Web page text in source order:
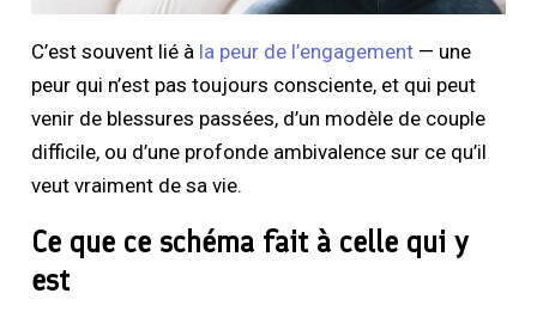
C’est souvent lié à la peur de l’engagement — une
peur qui n’est pas toujours consciente, et qui peut
venir de blessures passées, d’un modèle de couple
difficile, ou d’une profonde ambivalence sur ce qu’il
veut vraiment de sa vie.
Ce que ce schéma fait à celle qui y
est